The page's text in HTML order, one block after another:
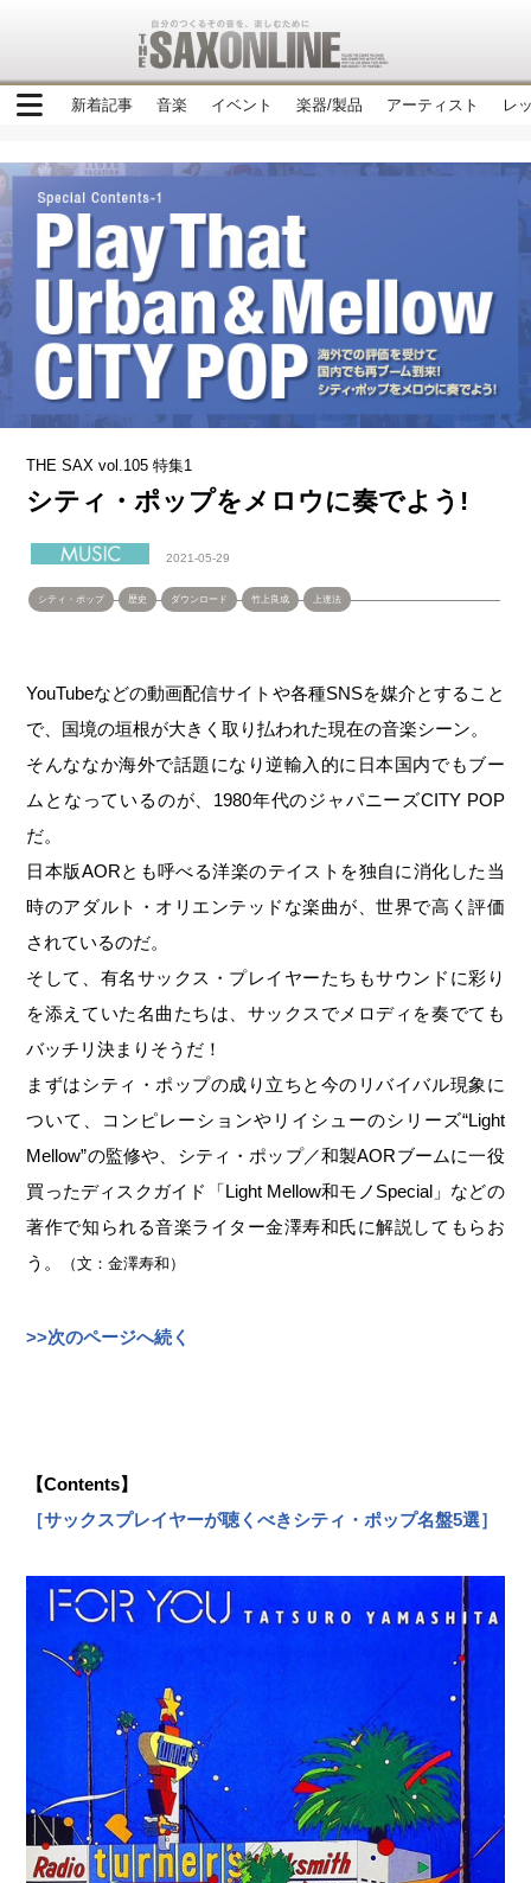
新着記事 音楽 イベント 楽器/製品 アーティスト レ
THE SAX vol.105 特集1
シティ・ポップをメロウに奏でよう!
2021-05-29
シティ・ポップ 歴史 ダウンロード 竹上良成 上達法
YouTubeなどの動画配信サイトや各種SNSを媒介とすること
で、国境の垣根が大きく取り払われた現在の音楽シーン。
そんななか海外で話題になり逆輸入的に日本国内でもブー
ムとなっているのが、1980年代のジャパニーズCITY POP
だ。
日本版AORとも呼べる洋楽のテイストを独自に消化した当
時のアダルト・オリエンテッドな楽曲が、世界で高く評価
されているのだ。
そして、有名サックス・プレイヤーたちもサウンドに彩り
を添えていた名曲たちは、サックスでメロディを奏でても
バッチリ決まりそうだ！
まずはシティ・ポップの成り立ちと今のリバイバル現象に
ついて、コンピレーションやリイシューのシリーズ“Light
Mellow”の監修や、シティ・ポップ／和製AORブームに一役
買ったディスクガイド「Light Mellow和モノSpecial」などの
著作で知られる音楽ライター金澤寿和氏に解説してもらお
う。
（文：金澤寿和）
>>次のページへ続く
【Contents】
［サックスプレイヤーが聴くべきシティ・ポップ名盤5選］